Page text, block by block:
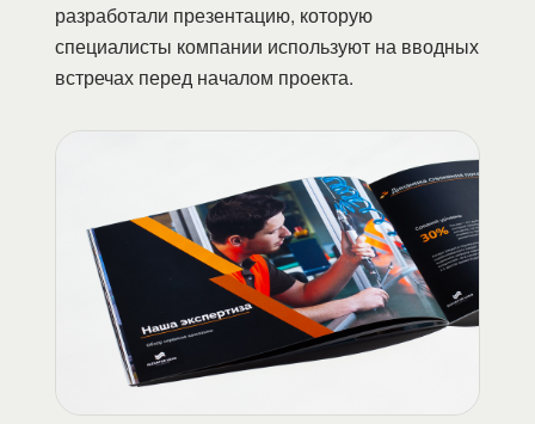
разработали презентацию, которую
специалисты компании используют на вводных
встречах перед началом проекта.